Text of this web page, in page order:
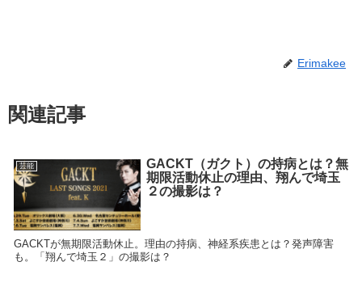
Erimakee
関連記事
芸能
GACKT（ガクト）の持病とは？無
期限活動休止の理由、翔んで埼玉
２の撮影は？
GACKTが無期限活動休止。理由の持病、神経系疾患とは？発声障害
も。「翔んで埼玉２」の撮影は？